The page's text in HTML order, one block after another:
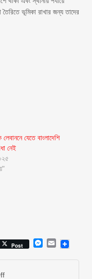
ভূমিকা রাখার জন্য তাদের
যেতে বাংলাদেশি
নেই
Post Messenger
Email